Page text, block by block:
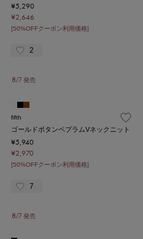
¥5,290
¥2,646
[50%OFFクーポン利用価格]
2
8/7 発売
fifth
ゴールドボタンペプラムVネックニット
¥5,940
¥2,970
[50%OFFクーポン利用価格]
7
8/7 発売